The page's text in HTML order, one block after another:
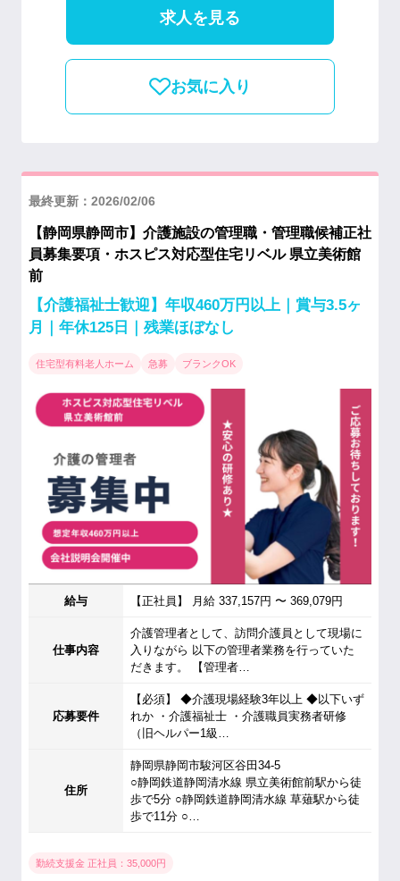
求人を見る
お気に入り
最終更新：2026/02/06
【静岡県静岡市】介護施設の管理職・管理職候補正社
員募集要項・ホスピス対応型住宅リベル 県立美術館
前
【介護福祉士歓迎】年収460万円以上｜賞与3.5ヶ
月｜年休125日｜残業ほぼなし
住宅型有料老人ホーム 急募 ブランクOK
給与 【正社員】 月給 337,157円 〜 369,079円
仕事内容
介護管理者として、訪問介護員として現場に
入りながら 以下の管理者業務を行っていた
だきます。 【管理者…
応募要件
【必須】 ◆介護現場経験3年以上 ◆以下いず
れか ・介護福祉士 ・介護職員実務者研修
（旧ヘルパー1級…
住所
静岡県静岡市駿河区谷田34-5
○静岡鉄道静岡清水線 県立美術館前駅から徒
歩で5分 ○静岡鉄道静岡清水線 草薙駅から徒
歩で11分 ○…
勤続支援金 正社員：35,000円